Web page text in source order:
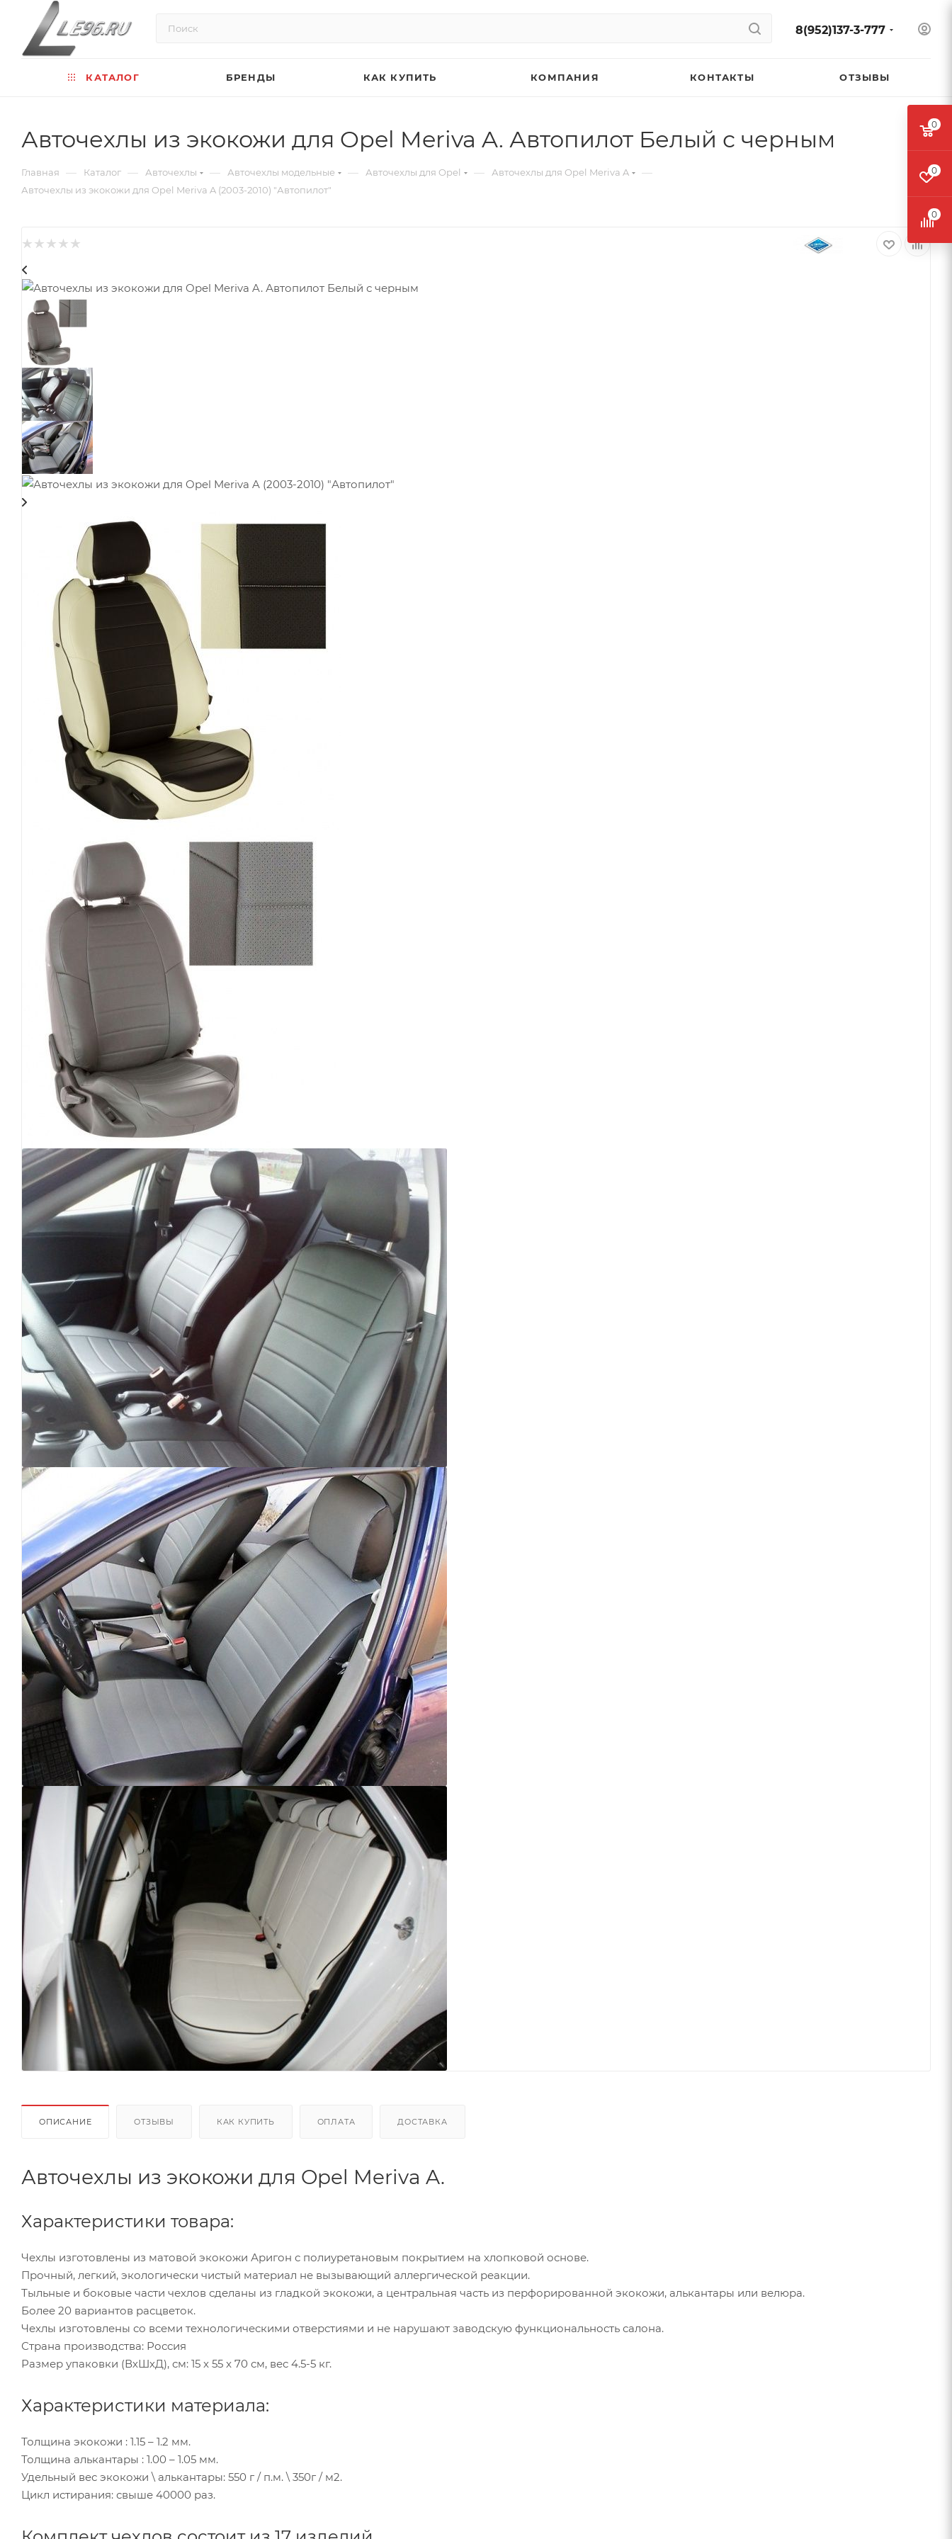
8(952)137-3-777
КАТАЛОГ БРЕНДЫ КАК КУПИТЬ КОМПАНИЯ КОНТАКТЫ ОТЗЫВЫ
Авточехлы из экокожи для Opel Meriva A. Автопилот Белый с черным
Главная — Каталог — Авточехлы — Авточехлы модельные — Авточехлы для Opel — Авточехлы для Opel Meriva A —
Авточехлы из экокожи для Opel Meriva A (2003-2010) "Автопилот"
ОПИСАНИЕ ОТЗЫВЫ КАК КУПИТЬ ОПЛАТА ДОСТАВКА
Авточехлы из экокожи для Opel Meriva A.
Характеристики товара:
Чехлы изготовлены из матовой экокожи Аригон с полиуретановым покрытием на хлопковой основе.
Прочный, легкий, экологически чистый материал не вызывающий аллергической реакции.
Тыльные и боковые части чехлов сделаны из гладкой экокожи, а центральная часть из перфорированной экокожи, алькантары или велюра.
Более 20 вариантов расцветок.
Чехлы изготовлены со всеми технологическими отверстиями и не нарушают заводскую функциональность салона.
Страна производства: Россия
Размер упаковки (ВхШхД), см: 15 x 55 x 70 см, вес 4.5-5 кг.
Характеристики материала:
Толщина экокожи : 1.15 – 1.2 мм.
Толщина алькантары : 1.00 – 1.05 мм.
Удельный вес экокожи \ алькантары: 550 г / п.м. \ 350г / м2.
Цикл истирания: свыше 40000 раз.
0
0
0